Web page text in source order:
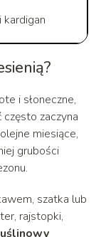
kardigan
i słoneczne,
zaczyna
miesiące,
grubości
szatka lub
rajstopki,